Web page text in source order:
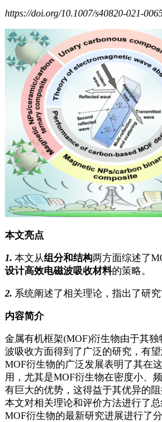
https://doi.org/10.1007/s40820-021-
本文亮点
1. 本文从组分和结构两方面综述了
设计高效电磁波吸收材料的策略。
2. 系统阐述了相关理论，指出了研究
内容简介
金属有机框架(MOF)衍生物由于其
波吸收方面得到了广泛的研究，有望
MOF衍生物的广泛发展表明了其在
用，尤其是MOF衍生物在密度小、
有巨大的优势，这得益于其优异的阻
本文对相关理论和评价方法进行了
MOF衍生物的最新研究进展进行了